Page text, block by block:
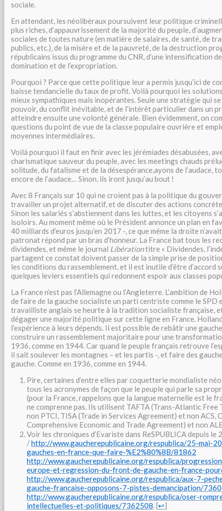
sociale.
En attendant, les néolibéraux poursuivent leur politique
plus riches, d’appauvrissement de la majorité du peuple,
sociales de toutes nature (en matière de salaires, de santé, de
publics, etc.), de la misère et de la pauvreté, de la destruction
républicains issus du programme du CNR, d’une intensification
domination et de l’expropriation.
Pourquoi ? Parce que cette politique leur a permis jusqu’ici de
baisse tendancielle du taux de profit. Voilà pourquoi les
mieux sympathiques mais inopérantes. Seule une stratégie qui
pouvoir, du conflit inévitable, et de l’intérêt particulier dans un
atteindre ensuite une volonté générale. Bien évidemment, on
questions du point de vue de la classe populaire ouvrière et
moyennes intermédiaires.
Voilà pourquoi il faut en finir avec les jérémiades désabusées,
charismatique sauveur du peuple, avec les meetings chauds
solitude, du fatalisme et de la désespérance,ayons de l’audace,
encore de l’audace… Sinon, ils iront jusqu’au bout !
Avec 8 Français sur 10 qui ne croient pas à la politique du
travailler un projet alternatif, et de discuter des actions
Sinon les salariés s’abstiennent dans les luttes, et les citoyens
isoloirs. Au moment même où le Président annonce un plan en
40 milliards d’euros jusqu’en 2017 -, ce que même la droite
patronat répond par un bras d’honneur. La France bat tous les
dividendes, et même le journal Libérationtitre « Dividendes,
partagent ce constat doivent passer de la simple prise de
les conditions du rassemblement, et il est inutile d’être
quelques leviers essentiels qui redonnent espoir aux classes
La France n’est pas l’Allemagne ou l’Angleterre. L’ambition de
de faire de la gauche socialiste un parti centriste comme le SPD
travailliste anglais se heurte à la tradition socialiste française,
dégager une majorité politique sur cette ligne en France.
l’expérience à leurs dépends. Il est possible de rebâtir une
construire un rassemblement majoritaire pour une
1936, comme en 1944. Car quand le peuple français retrouve
il sait soulever les montagnes – et les partis -, et faire des
gauche. Comme en 1936, comme en 1944.
Pire, certaines d’entre elles par coquetterie mondialiste
tous les acronymes de façon que le peuple qui parle sa
(pour la France, rappelons que la langue maternelle est le
ne comprenne pas. Ils utilisent TAFTA (Trans-Atlantic Free
non PTCI, TISA (Trade in Services Agreement) et non ACS,
Comprehensive Economic and Trade Agreement) et non
Voir les chroniques d’Evariste dans ReSPUBLICA depuis le
/http://www.gaucherepublicaine.org/respublica/25-mai-
gauches-en-france-que-faire-%E2%80%8B/81862
http://www.gaucherepublicaine.org/respublica/
europe-et-regression-du-front-de-gauche-en-france-
http://www.gaucherepublicaine.org/respublica/aux-7-
gauche-francaise-opposons-7-pistes-demancipation/
http://www.gaucherepublicaine.org/respublica/oser-
intellectuelles-et-politiques/7362508. [↩]